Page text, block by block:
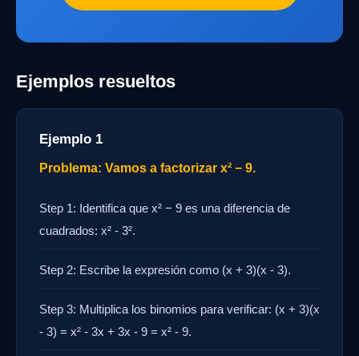
Ejemplos resueltos
Ejemplo 1
Problema: Vamos a factorizar x² − 9.
Step 1: Identifica que x² − 9 es una diferencia de
cuadrados: x² - 3².
Step 2: Escribe la expresión como (x + 3)(x - 3).
Step 3: Multiplica los binomios para verificar: (x + 3)(x
- 3) = x² - 3x + 3x - 9 = x² - 9.